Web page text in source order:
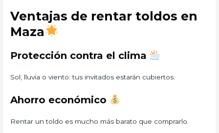
Ventajas de rentar toldos en
Maza
Protección contra el clima
Sol, lluvia o viento: tus invitados estarán cubiertos.
Ahorro económico
Rentar un toldo es mucho más barato que comprarlo.